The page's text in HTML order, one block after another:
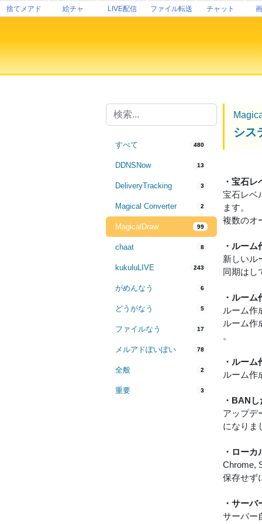
捨てメアド 絵チャ LIVE配信 ファイル転送 チャット
すべて 480
DDNSNow 13
DeliveryTracking 3
Magical Converter 2
MagicalDraw 99
chaat 8
kukuluLIVE 243
がめんなう 6
どうがなう 5
ファイルなう 17
メルアドぽいぽい 78
全般 2
重要 3
シス
・宝石
宝石レベ
ます。
複数のオ
・ルー
新しいル
同期はし
・ルー
ルーム作
ルーム作
。
・ルー
ルーム作
・BAN
アップデ
になりま
・ロー
Chrome,
保存せず
・サー
サーバー